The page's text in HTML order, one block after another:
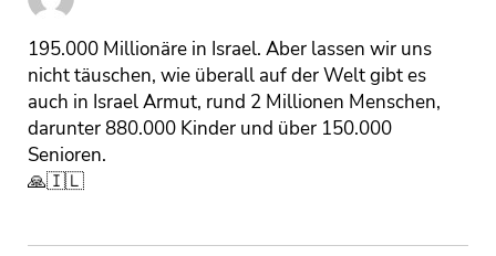
195.000 Millionäre in Israel. Aber lassen wir uns
nicht täuschen, wie überall auf der Welt gibt es
auch in Israel Armut, rund 2 Millionen Menschen,
darunter 880.000 Kinder und über 150.000
Senioren.
🙏🇮🇱